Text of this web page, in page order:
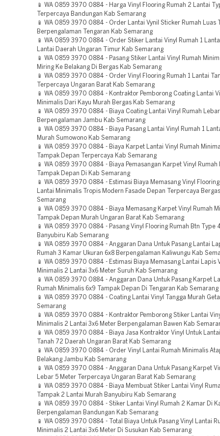
📱 WA 0859 3970 0884 - Harga Vinyl Flooring Rumah 2 Lantai
Terpercaya Bandungan Kab Semarang
📱 WA 0859 3970 0884 - Order Lantai Vynil Sticker Rumah Luas
Berpengalaman Tengaran Kab Semarang
📱 WA 0859 3970 0884 - Order Stiker Lantai Vinyl Rumah 1
Lantai Daerah Ungaran Timur Kab Semarang
📱 WA 0859 3970 0884 - Pasang Stiker Lantai Vinyl Rumah
Miring Ke Belakang Di Bergas Kab Semarang
📱 WA 0859 3970 0884 - Order Vinyl Flooring Rumah 1 Lantai
Terpercaya Ungaran Barat Kab Semarang
📱 WA 0859 3970 0884 - Kontraktor Pemborong Coating Lantai
Minimalis Dari Kayu Murah Bergas Kab Semarang
📱 WA 0859 3970 0884 - Biaya Coating Lantai Vinyl Rumah
Berpengalaman Jambu Kab Semarang
📱 WA 0859 3970 0884 - Biaya Pasang Lantai Vinyl Rumah 1
Murah Sumowono Kab Semarang
📱 WA 0859 3970 0884 - Biaya Karpet Lantai Vinyl Rumah
Tampak Depan Terpercaya Kab Semarang
📱 WA 0859 3970 0884 - Biaya Pemasangan Karpet Vinyl Rumah
Tampak Depan Di Kab Semarang
📱 WA 0859 3970 0884 - Estimasi Biaya Memasang Vinyl
Lantai Minimalis Tropis Modern Fasade Depan Terpercaya
Semarang
📱 WA 0859 3970 0884 - Biaya Memasang Karpet Vinyl Rumah
Tampak Depan Murah Ungaran Barat Kab Semarang
📱 WA 0859 3970 0884 - Pasang Vinyl Flooring Rumah Btn Type
Banyubiru Kab Semarang
📱 WA 0859 3970 0884 - Anggaran Dana Untuk Pasang Lantai
Rumah 3 Kamar Ukuran 6x8 Berpengalaman Kaliwungu Kab
📱 WA 0859 3970 0884 - Estimasi Biaya Memasang Lantai Lapis
Minimalis 2 Lantai 3x6 Meter Suruh Kab Semarang
📱 WA 0859 3970 0884 - Anggaran Dana Untuk Pasang Karpet
Rumah Minimalis 6x9 Tampak Depan Di Tengaran Kab Semarang
📱 WA 0859 3970 0884 - Coating Lantai Vinyl Tangga Murah
Semarang
📱 WA 0859 3970 0884 - Kontraktor Pemborong Stiker Lantai
Minimalis 2 Lantai 3x6 Meter Berpengalaman Bawen Kab
📱 WA 0859 3970 0884 - Biaya Jasa Kontraktor Vinyl Untuk
Tanah 72 Daerah Ungaran Barat Kab Semarang
📱 WA 0859 3970 0884 - Order Vinyl Lantai Rumah Minimalis
Belakang Jambu Kab Semarang
📱 WA 0859 3970 0884 - Anggaran Dana Untuk Pasang Karpet
Lebar 5 Meter Terpercaya Ungaran Barat Kab Semarang
📱 WA 0859 3970 0884 - Biaya Membuat Stiker Lantai Vinyl
Tampak 2 Lantai Murah Banyubiru Kab Semarang
📱 WA 0859 3970 0884 - Stiker Lantai Vinyl Rumah 2 Kamar Di
Berpengalaman Bandungan Kab Semarang
📱 WA 0859 3970 0884 - Total Biaya Untuk Pasang Vinyl Lantai
Minimalis 2 Lantai 3x6 Meter Di Susukan Kab Semarang